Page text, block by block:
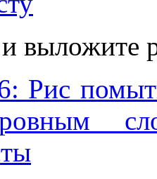
выложите